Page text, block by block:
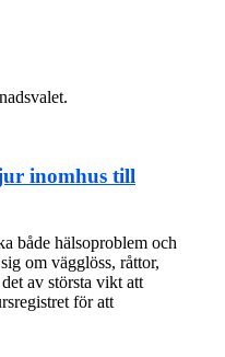
inomhus till
både hälsoproblem och
om vägglöss, råttor,
av största vikt att
för att